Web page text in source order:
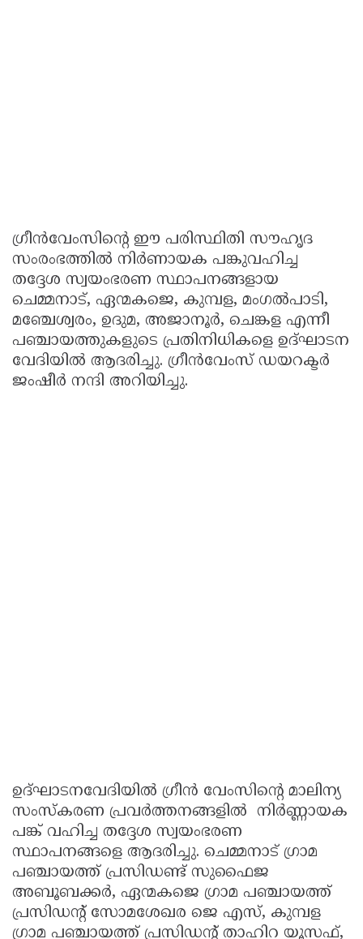
ഗ്രീൻവേംസിന്റെ ഈ പരിസ്ഥിതി സൗഹൃദ
സംരംഭത്തിൽ നിർണായക പങ്കുവഹിച്ച
തദ്ദേശ സ്വയംഭരണ സ്ഥാപനങ്ങളായ
ചെമ്മനാട്, ഏന്മകജെ, കുമ്പള, മംഗൽപാടി,
മഞ്ചേശ്വരം, ഉദുമ, അജാനൂർ, ചെങ്കള എന്നീ
പഞ്ചായത്തുകളുടെ പ്രതിനിധികളെ ഉദ്ഘാടന
വേദിയിൽ ആദരിച്ചു. ഗ്രീൻവേംസ് ഡയറക്ടർ
ജംഷീർ നന്ദി അറിയിച്ചു.
ഉദ്ഘാടനവേദിയിൽ ഗ്രീൻ വേംസിന്റെ മാലിന്യ
സംസ്കരണ പ്രവർത്തനങ്ങളിൽ നിർണ്ണായക
പങ്ക് വഹിച്ച തദ്ദേശ സ്വയംഭരണ
സ്ഥാപനങ്ങളെ ആദരിച്ചു. ചെമ്മനാട് ഗ്രാമ
പഞ്ചായത്ത്‌ പ്രസിഡണ്ട്‌ സുഫൈജ
അബൂബക്കർ, ഏന്മകജെ ഗ്രാമ പഞ്ചായത്ത്
പ്രസിഡന്റ്‌ സോമശേഖര ജെ എസ്, കുമ്പള
ഗ്രാമ പഞ്ചായത്ത്‌ പ്രസിഡന്റ്‌ താഹിറ യൂസഫ്,